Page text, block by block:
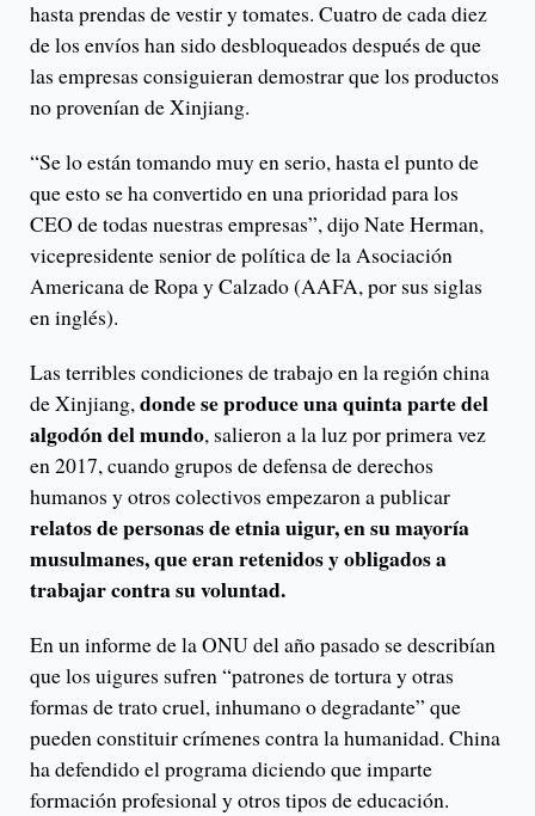
hasta prendas de vestir y tomates. Cuatro de cada diez
de los envíos han sido desbloqueados después de que
las empresas consiguieran demostrar que los productos
no provenían de Xinjiang.
“Se lo están tomando muy en serio, hasta el punto de
que esto se ha convertido en una prioridad para los
CEO de todas nuestras empresas”, dijo Nate Herman,
vicepresidente senior de política de la Asociación
Americana de Ropa y Calzado (AAFA, por sus siglas
en inglés).
Las terribles condiciones de trabajo en la región china
de Xinjiang,donde se produce una quinta parte del
algodón del mundo, salieron a la luz por primera vez
en 2017, cuando grupos de defensa de derechos
humanos y otros colectivos empezaron a publicar
relatos de personas de etnia uigur, en su mayoría
musulmanes, que eran retenidos y obligados a
trabajar contra su voluntad.
En un informe de la ONU del año pasado se describían
que los uigures sufren “patrones de tortura y otras
formas de trato cruel, inhumano o degradante” que
pueden constituir crímenes contra la humanidad. China
ha defendido el programa diciendo que imparte
formación profesional y otros tipos de educación.